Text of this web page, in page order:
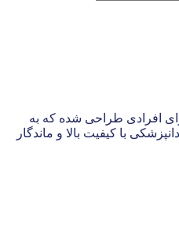
افرادی طراحی شده که به
با کیفیت بالا و ماندگار